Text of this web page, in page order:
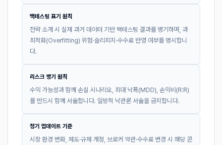
백테스팅 표기 원칙
전략 소개 시 실제 과거 데이터 기반 백테스팅 결과를 병기하며, 과
최적화(Overfitting) 위험·슬리피지·수수료 반영 여부를 명시합니
다.
리스크 병기 원칙
수익 가능성과 함께 손실 시나리오, 최대 낙폭(MDD), 손익비(R:R)
를 반드시 함께 서술합니다. 일방적 낙관론 서술을 금지합니다.
정기 업데이트 기준
시장 환경 변화, 제도·규제 개정, 브로커 약관·수수료 변경 시 해당 콘